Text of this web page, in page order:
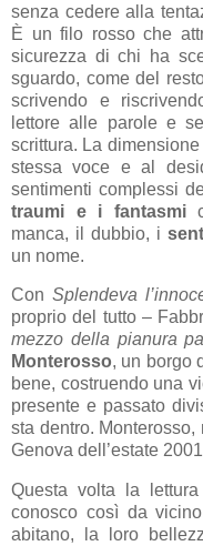
senza cedere alla
È un filo rosso che
sicurezza di chi ha
sguardo, come del
scrivendo e
lettore alle parole e
scrittura. La
stessa voce e al
sentimenti complessi
traumi e i fantasmi
manca, il dubbio, i
un nome.
Con Splendeva
proprio del tutto –
mezzo della pianura
Monterosso, un borgo
bene, costruendo una
presente e passato
sta dentro.
Genova dell’estate
Questa volta la
conosco così da
abitano, la loro